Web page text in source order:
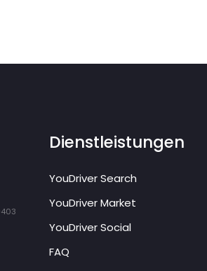
Dienstleistungen
YouDriver Search
YouDriver Market
YouDriver Social
FAQ